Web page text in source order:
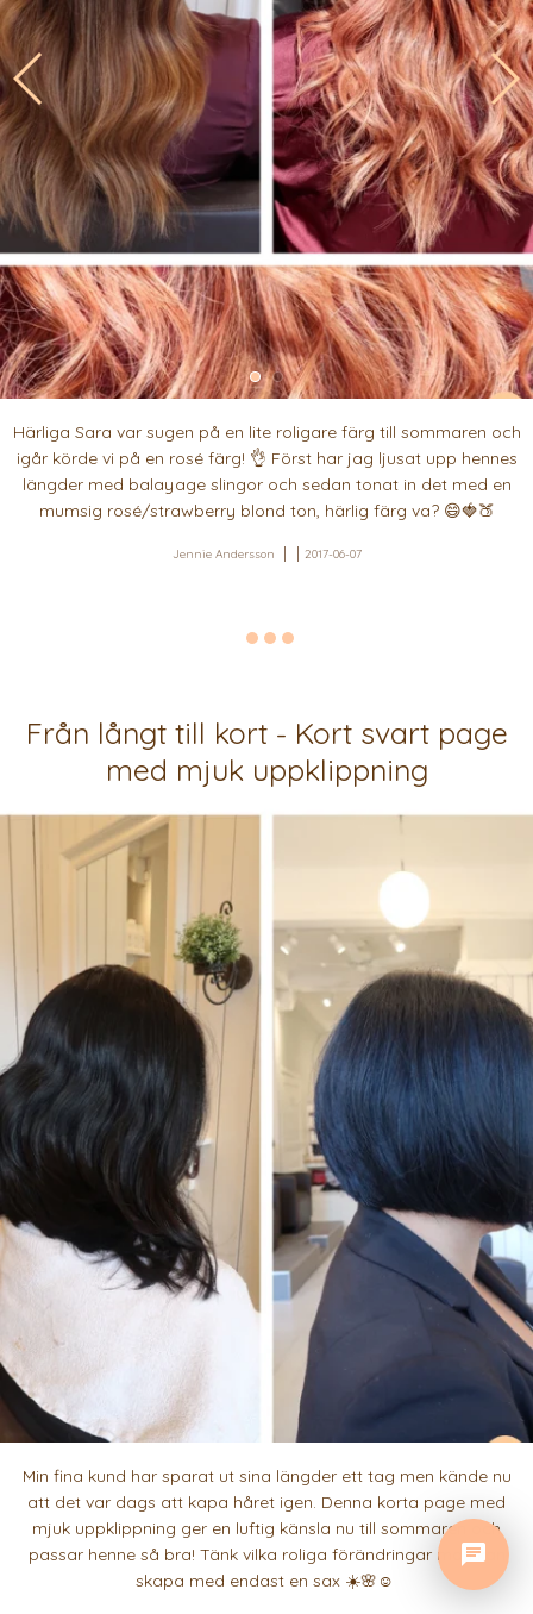
Härliga Sara var sugen på en lite roligare färg till sommaren och
igår körde vi på en rosé färg! 👌 Först har jag ljusat upp hennes
längder med balayage slingor och sedan tonat in det med en
mumsig rosé/strawberry blond ton, härlig färg va? 😄🍓🍑
Jennie Andersson 2017-06-07
Från långt till kort - Kort svart page
med mjuk uppklippning
Min fina kund har sparat ut sina längder ett tag men kände nu
att det var dags att kapa håret igen. Denna korta page med
mjuk uppklippning ger en luftig känsla nu till sommaren och
passar henne så bra! Tänk vilka roliga förändringar man kan
skapa med endast en sax ☀️🌸☺️